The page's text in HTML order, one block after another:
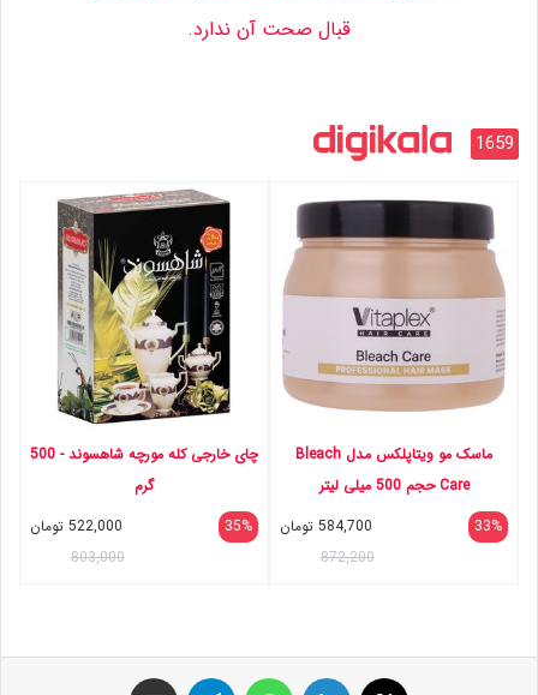
قبال صحت آن ندارد.
1659
ماسک مو ویتاپلکس مدل Bleach
Care حجم 500 میلی لیتر
33%
584,700 تومان
872,200
چای خارجی کله مورچه شاهسوند - 500
گرم
35%
522,000 تومان
803,000
ایکس لینکداین تلگرام